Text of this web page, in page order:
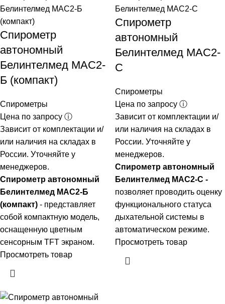
Спирометр
автономный
Белинтелмед МАС2-
Б (компакт)
Спирометры
Цена по запросу ⓘ
Зависит от комплектации и/
или наличия на складах в
России. Уточняйте у
менеджеров.
Спирометр автономный
Белинтелмед МАС2-Б
(компакт) - представляет
собой компактную модель,
оснащенную цветным
сенсорным TFT экраном.
Просмотреть товар
Спирометр
автономный
Белинтелмед МАС2-
С
Спирометры
Цена по запросу ⓘ
Зависит от комплектации и/
или наличия на складах в
России. Уточняйте у
менеджеров.
Спирометр автономный
Белинтелмед МАС2-С -
позволяет проводить оценку
функционального статуса
дыхательной системы в
автоматическом режиме.
Просмотреть товар